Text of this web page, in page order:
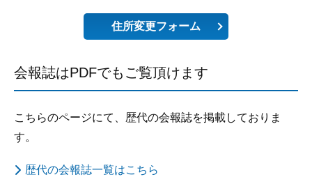
住所変更フォーム
会報誌はPDFでもご覧頂けます
こちらのページにて、歴代の会報誌を掲載しておりま
す。
歴代の会報誌一覧はこちら